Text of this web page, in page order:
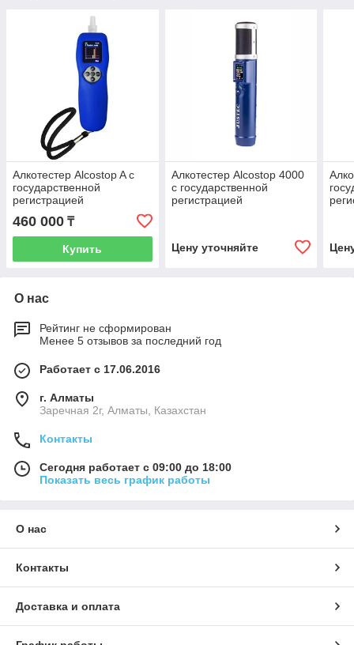
Алкотестер Alcostop A с
государственной
регистрацией
460 000 ₸
Купить
Алкотестер Alcostop 4000
с государственной
регистрацией
Цену уточняйте
О нас
Рейтинг не сформирован
Менее 5 отзывов за последний год
Работает с 17.06.2016
г. Алматы
Заречная 2г, Алматы, Казахстан
Контакты
Сегодня работает с 09:00 до 18:00
Показать весь график работы
О нас
Контакты
Доставка и оплата